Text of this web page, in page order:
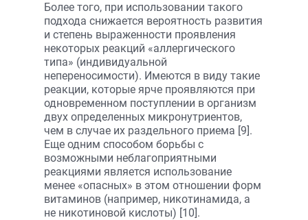
Более того, при использовании такого
подхода снижается вероятность развития
и степень выраженности проявления
некоторых реакций «аллергического
типа» (индивидуальной
непереносимости). Имеются в виду такие
реакции, которые ярче проявляются при
одновременном поступлении в организм
двух определенных микронутриентов,
чем в случае их раздельного приема [9].
Еще одним способом борьбы с
возможными неблагоприятными
реакциями является использование
менее «опасных» в этом отношении форм
витаминов (например, никотинамида, а
не никотиновой кислоты) [10].